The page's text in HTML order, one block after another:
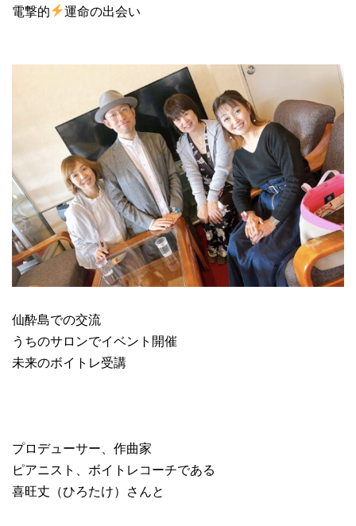
電撃的
運命の出会い
仙酔島での交流
うちのサロンでイベント開催
未来のボイトレ受講
プロデューサー、作曲家
ピアニスト、ボイトレコーチである
喜旺丈（ひろたけ）さんと